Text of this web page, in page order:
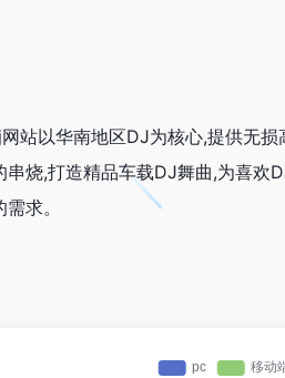
站以华南地区DJ为核心,提供无
串烧,打造精品车载DJ舞曲,为喜欢
求。